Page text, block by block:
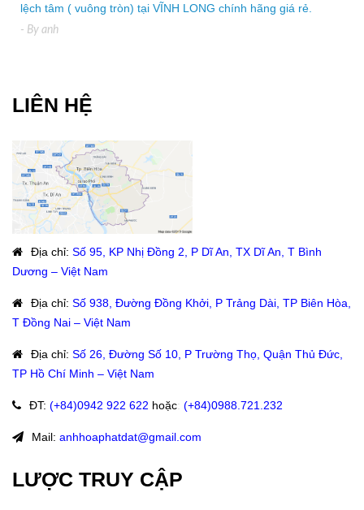
lệch tâm ( vuông tròn) tại VĨNH LONG chính hãng giá rẻ.
- By anh
LIÊN HỆ
Địa chỉ: Số 95, KP Nhị Đồng 2, P Dĩ An, TX Dĩ An, T Bình
Dương – Việt Nam
Địa chỉ: Số 938, Đường Đồng Khởi, P Trảng Dài, TP Biên Hòa,
T Đồng Nai – Việt Nam
Địa chỉ: Số 26, Đường Số 10, P Trường Thọ, Quận Thủ Đức,
TP Hồ Chí Minh – Việt Nam
ĐT: (+84)0942 922 622 hoặc: (+84)0988.721.232
Mail: anhhoaphatdat@gmail.com
LƯỢC TRUY CẬP